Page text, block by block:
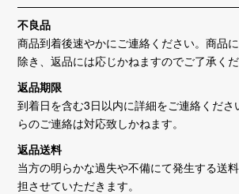
不良品
商品到着後速やかにご連絡ください。商品
除き、返品には応じかねますのでご了承くだ
返品期限
到着日を含む3日以内に詳細をご連絡くだ
らのご連絡は対応致しかねます。
返品送料
当方の明らかな過失や不備にて発生する送
担させていただきます。